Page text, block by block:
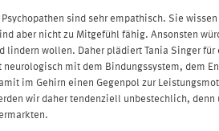
sind sehr empathisch. Sie
aber nicht zu Mitgefühl fähig. Ansonsten
lindern wollen. Daher plädiert Tania Singer
mit dem Bindungssystem, dem
im Gehirn einen Gegenpol zur
wir daher tendenziell unbestechlich,